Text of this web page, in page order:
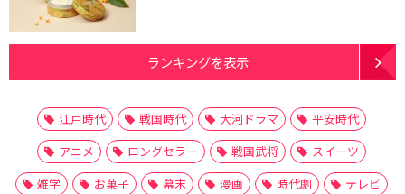
ランキングを表示
江戸時代 戦国時代 大河ドラマ
平安時代
アニメ
ロングセラー 戦国武将
スイーツ
雑学
お菓子 幕末 漫画 時代劇
テレビ